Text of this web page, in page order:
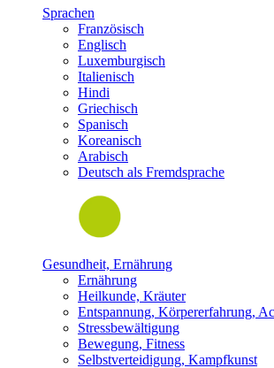
Sprachen
Französisch
Englisch
Luxemburgisch
Italienisch
Hindi
Griechisch
Spanisch
Koreanisch
Arabisch
Deutsch als Fremdsprache
Gesundheit, Ernährung
Ernährung
Heilkunde, Kräuter
Entspannung, Körpererfahrung,
Stressbewältigung
Bewegung, Fitness
Selbstverteidigung, Kampfkunst